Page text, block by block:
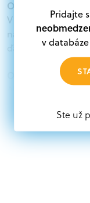
Oprávnení
V databáze
nájdete aktuálne
ďalších zdrojov.
Oprávnení
Akákoľvek
mimovládne
Nórsku alebo na
medzinárodná
Pridajte
v
Ste už